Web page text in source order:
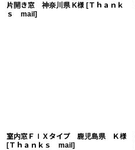
片開き窓 神奈川県 K様 [Ｔｈａｎｋ
ｓ mail]
室内窓ＦＩＸタイプ 鹿児島県 Ｋ様
[Ｔｈａｎｋｓ mail]